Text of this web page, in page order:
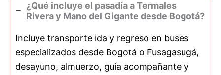
¿Qué incluye el pasadía a Termales
Rivera y Mano del Gigante desde Bogotá?
Incluye transporte ida y regreso en buses
especializados desde Bogotá o Fusagasugá,
desayuno, almuerzo, guía acompañante y